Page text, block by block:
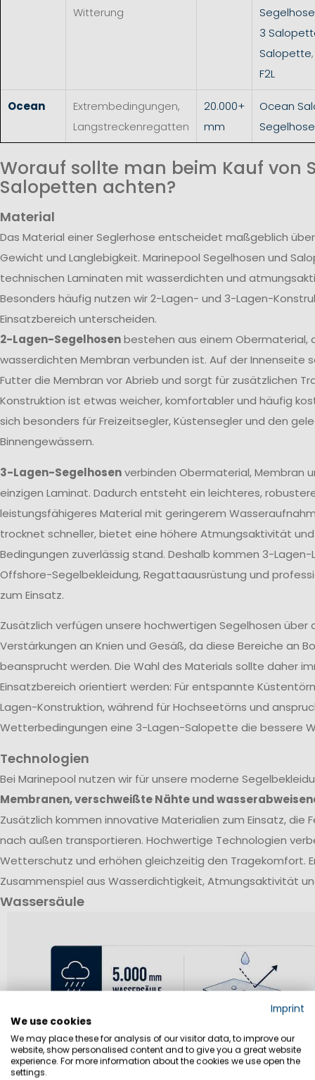
Witterung
3
Salopette
F2L
Ocean
Extrembedingungen,
Langstreckenregatten
20.000+
mm
Ocean
Segelhose
Worauf sollte man beim Kauf von
Salopetten achten?
Material
Das Material einer Seglerhose entscheidet maßgeblich
Gewicht und Langlebigkeit. Marinepool Segelhosen und
technischen Laminaten mit wasserdichten und
Besonders häufig nutzen wir 2-Lagen- und 3-Lagen-
Einsatzbereich unterscheiden.
2-Lagen-Segelhosenbestehen aus einem Obermaterial,
wasserdichten Membran verbunden ist. Auf der Innenseite
Futter die Membran vor Abrieb und sorgt für zusätzlichen
Konstruktion ist etwas weicher, komfortabler und häufig
sich besonders für Freizeitsegler, Küstensegler und den
Binnengewässern.
3-Lagen-Segelhosenverbinden Obermaterial, Membran
einzigen Laminat. Dadurch entsteht ein leichteres,
leistungsfähigeres Material mit geringerem
trocknet schneller, bietet eine höhere Atmungsaktivität
Bedingungen zuverlässig stand. Deshalb kommen 3-
Offshore-Segelbekleidung, Regattaausrüstung und
zum Einsatz.
Zusätzlich verfügen unsere hochwertigen Segelhosen über
Verstärkungen an Knien und Gesäß, da diese Bereiche an
beansprucht werden. Die Wahl des Materials sollte daher
Einsatzbereich orientiert werden: Für entspannte
Lagen-Konstruktion, während für Hochseetörns und
Wetterbedingungen eine 3-Lagen-Salopette die bessere
Technologien
Bei Marinepool nutzen wir für unsere moderne
Membranen, verschweißte Nähte und
Zusätzlich kommen innovative Materialien zum Einsatz, die
nach außen transportieren. Hochwertige Technologien
Wetterschutz und erhöhen gleichzeitig den Tragekomfort.
Zusammenspiel aus Wasserdichtigkeit, Atmungsaktivität
Wassersäule
Imprint
We use cookies
We may place these for analysis of our visitor data, to improve our
website, show personalised content and to give you a great website
experience. For more information about the cookies we use open the
settings.